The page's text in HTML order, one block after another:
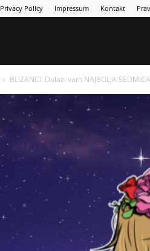
Privacy Policy Impressum Kontakt
BLIZANCI: Dolazi vam NAJBOLJA